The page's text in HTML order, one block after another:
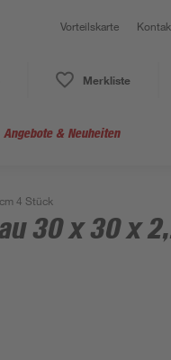
Vorteilskarte
Merkliste
Angebote & Neuheiten
4 Stück
30 x 30 x